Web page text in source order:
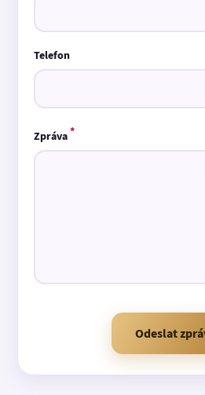
Telefon
Zpráva*
Odeslat